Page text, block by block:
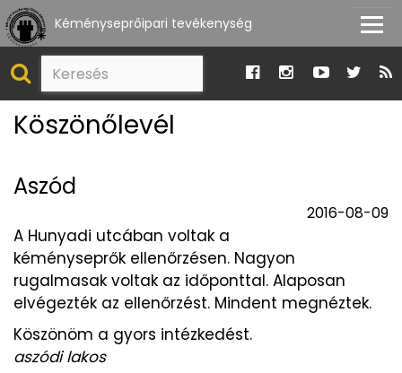
Kéményseprőipari tevékenység
Köszönőlevél
Aszód
2016-08-09
A Hunyadi utcában voltak a
kéményseprők ellenőrzésen. Nagyon
rugalmasak voltak az időponttal. Alaposan
elvégezték az ellenőrzést. Mindent megnéztek.
Köszönöm a gyors intézkedést.
aszódi lakos